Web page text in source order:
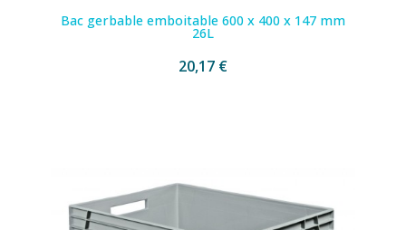
Bac gerbable emboitable 600 x 400 x 147 mm
26L
20,17 €